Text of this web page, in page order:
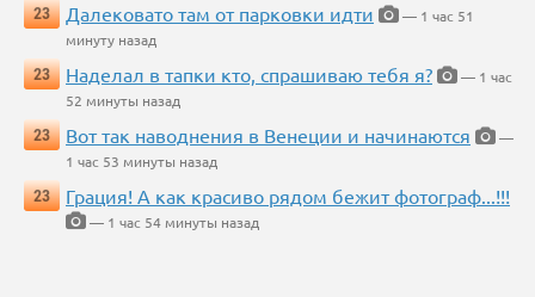
23
Далековато там от парковки идти
— 1 час 51
минуту назад
23
Наделал в тапки кто, спрашиваю тебя я?
— 1 час
52 минуты назад
23
Вот так наводнения в Венеции и начинаются
—
1 час 53 минуты назад
23
Грация! А как красиво рядом бежит фотограф...!!!
— 1 час 54 минуты назад